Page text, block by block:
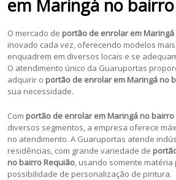
em Maringá no
O mercado de portão de enrolar em
inovado cada vez, oferecendo modelos
enquadrem em diversos locais e se
O atendimento único da Guaruportas
adquirir o portão de enrolar em Maringá no
sua necessidade.
Com portão de enrolar em Maringá no
diversos segmentos, a empresa oferece
no atendimento. A Guaruportas atende
residências, com grande variedade de
no bairro Requião , usando somente
possibilidade de personalização de pintura.